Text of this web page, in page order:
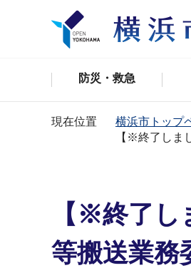
防災・救急
現在位置 横浜市トップ
【※終了しま
【※終了
等搬送業務